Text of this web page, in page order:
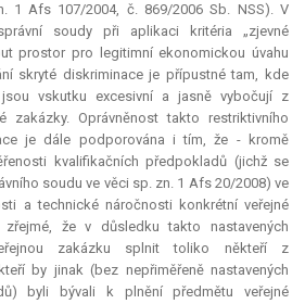
1 Afs 107/2004, č. 869/2006 Sb. NSS). V
soudy při aplikaci kritéria „zjevné
prostor pro legitimní ekonomickou úvahu
skryté diskriminace je přípustné tam, kde
jsou vskutku excesivní a jasně vybočují z
zakázky. Oprávněnost takto restriktivního
je dále podporována i tím, že - kromě
kvalifikačních předpokladů (jichž se
soudu ve věci sp. zn. 1 Afs 20/2008) ve
a technické náročnosti konkrétní veřejné
že v důsledku takto nastavených
zakázku splnit toliko někteří z
by jinak (bez nepřiměřeně nastavených
byli bývali k plnění předmětu veřejné